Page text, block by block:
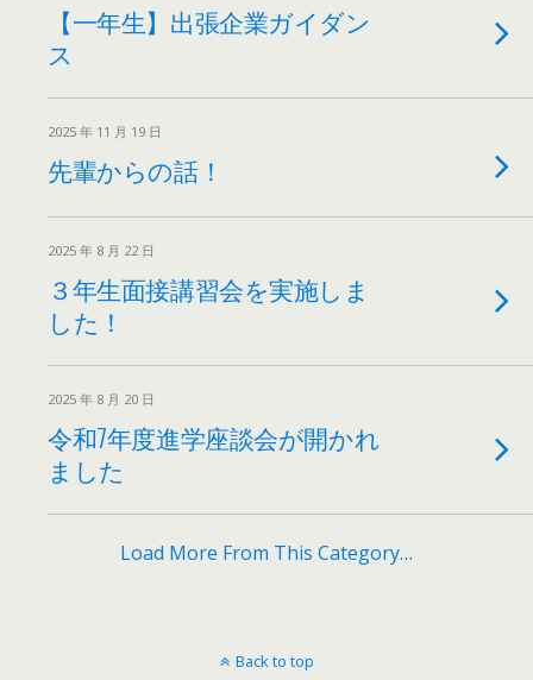
【一年生】出張企業ガイダン
ス
2025 年 11 月 19 日
先輩からの話！
2025 年 8 月 22 日
３年生面接講習会を実施しま
した！
2025 年 8 月 20 日
令和7年度進学座談会が開かれ
ました
Load More From This Category…
Back to top